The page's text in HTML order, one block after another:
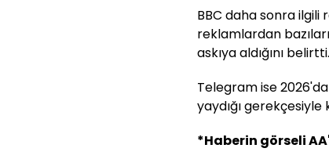
BBC daha sonra ilgili
reklamlardan
askıya aldığını belirtti.
Telegram ise
yaydığı gerekçesiyle
*Haberin görseli